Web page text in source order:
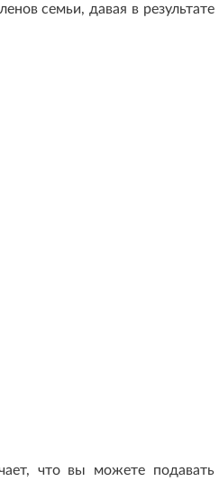
семьи, давая в результате
что вы можете подавать